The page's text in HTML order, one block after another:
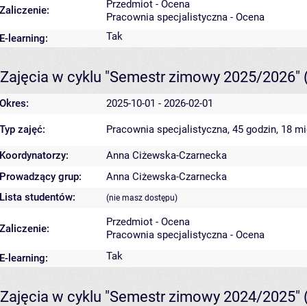
Zaliczenie:
Przedmiot - Ocena
Pracownia specjalistyczna - Ocena
E-learning:
Tak
Zajęcia w cyklu "Semestr zimowy 2025/2026"
Okres: 2025-10-01 - 2026-02-01
Typ zajęć: Pracownia specjalistyczna, 45 godzin, 18
Koordynatorzy:
Anna Ciżewska-Czarnecka
Prowadzący grup:
Anna Ciżewska-Czarnecka
Lista studentów:
(nie masz dostępu)
Zaliczenie:
Przedmiot - Ocena
Pracownia specjalistyczna - Ocena
E-learning:
Tak
Zajęcia w cyklu "Semestr zimowy 2024/2025"